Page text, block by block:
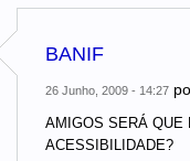
BANIF
26 Junho, 2009 - 14:27
AMIGOS SERÁ QUE
ACESSIBILIDADE?